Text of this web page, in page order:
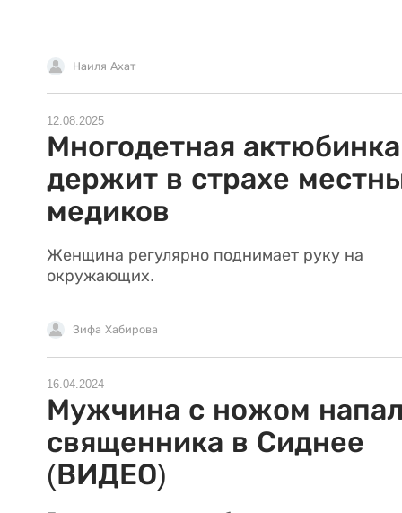
Наиля Ахат
12.08.2025
Многодетная актюбинка
держит в страхе
медиков
Женщина регулярно поднимает руку на
окружающих.
Зифа Хабирова
16.04.2024
Мужчина с ножом
священника в Сиднее
(ВИДЕО)